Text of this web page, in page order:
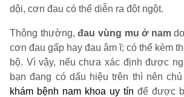
dội, cơn đau có thể diễn ra đột ngột.
Thông thường,đau vùng mu ở nam
cơn đau gấp hay đau âm ĩ; có thể kèm
bộ. Vì vậy, nếu chưa xác định được
bạn đang có dấu hiệu trên thì nên
khám bệnh nam khoa uy tín để được